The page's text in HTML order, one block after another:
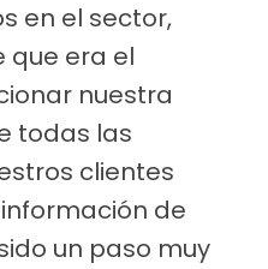
en el sector,
que era el
nuestra
todas las
clientes
de
un paso muy